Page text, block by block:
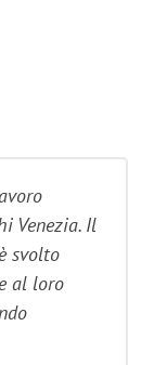
Venezia. Il
svolto
al loro